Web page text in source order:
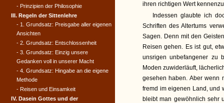
ihren richtigen Wert
Indessen glaubte ich
Schriften des Altertums
Sagen. Denn mit den
Reisen gehen. Es ist gut,
unsrigen unbefangener zu
Moden zuwiderläuft,
gesehen haben. Aber wenn
fremd im eigenen Land, und
bleibt man gewöhnlich sehr
- Prinzipien der Philosophie
III. Regeln der Sittenlehre
- 1. Grundsatz: Preisgabe aller eigenen
Ansichten
- 2. Grundsatz: Entschlossenheit
- 3. Grundsatz: Einzig unsere
Gedanken voll in unserer Macht
- 4. Grundsatz: Hingabe an die eigene
Methode
- Reisen und Einsamkeit
IV. Dasein Gottes und der